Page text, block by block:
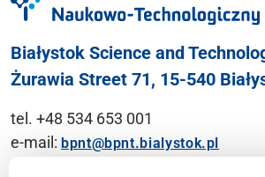
Białystok Science and
Żurawia Street 71, 15-540
tel. +48 534 653 001
e-mail: bpnt@bpnt.bialystok.pl